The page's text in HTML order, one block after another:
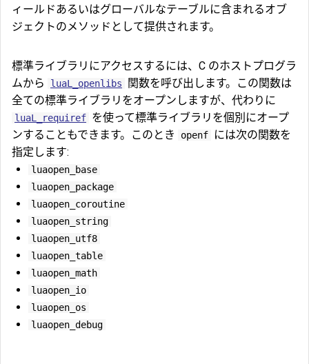
ィールドあるいはグローバルなテーブルに含まれるオブ
ジェクトのメソッドとして提供されます。
標準ライブラリにアクセスするには、C のホストプログラ
ムから
luaL_openlibs
関数を呼び出します。この関数は
全ての標準ライブラリをオープンしますが、代わりに
luaL_requiref を使って標準ライブラリを個別にオープ
ンすることもできます。このとき
openf
には次の関数を
指定します:
luaopen_base
luaopen_package
luaopen_coroutine
luaopen_string
luaopen_utf8
luaopen_table
luaopen_math
luaopen_io
luaopen_os
luaopen_debug